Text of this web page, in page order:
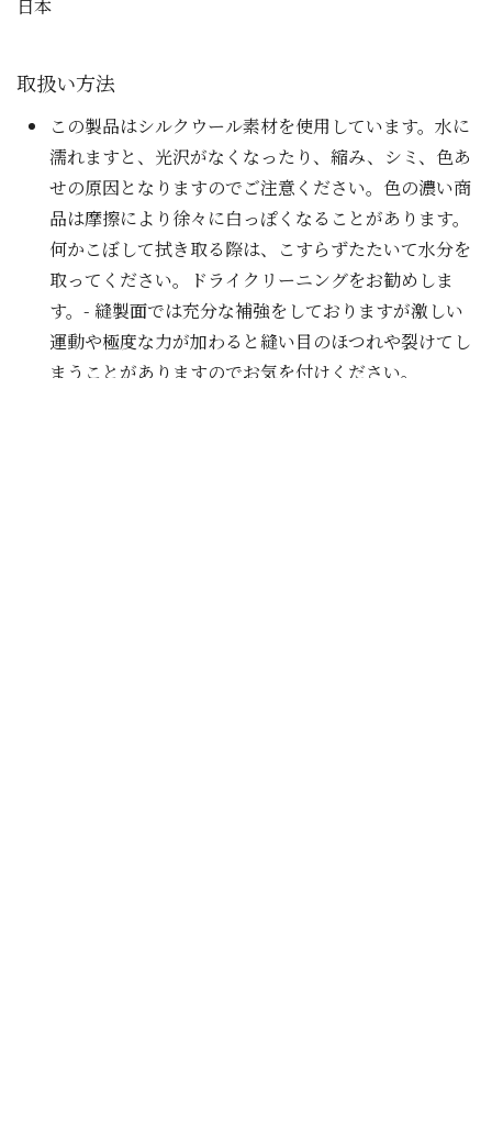
日本
取扱い方法
この製品はシルクウール素材を使用しています。水に
濡れますと、光沢がなくなったり、縮み、シミ、色あ
せの原因となりますのでご注意ください。色の濃い商
品は摩擦により徐々に白っぽくなることがあります。
何かこぼして拭き取る際は、こすらずたたいて水分を
取ってください。ドライクリーニングをお勧めしま
す。- 縫製面では充分な補強をしておりますが激しい
運動や極度な力が加わると縫い目のほつれや裂けてし
まうことがありますのでお気を付けください。